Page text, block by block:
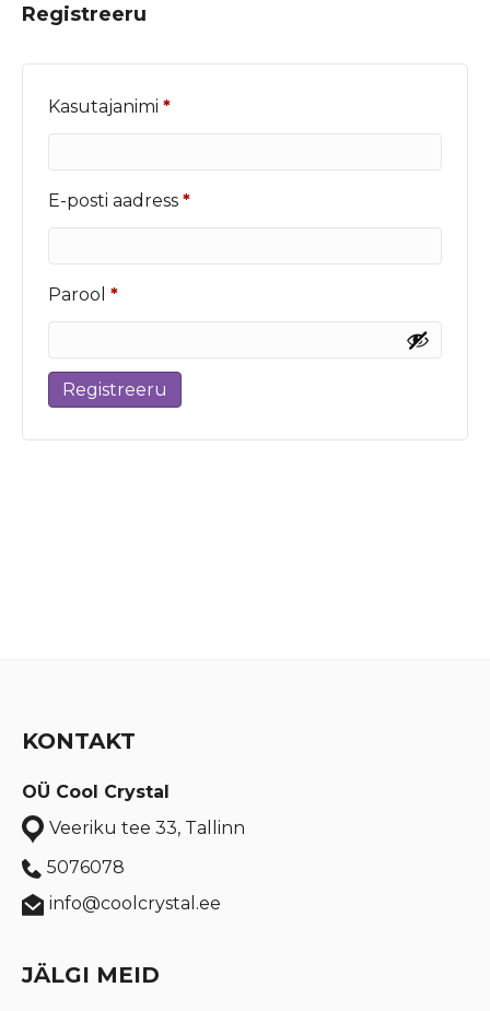
Registreeru
Kasutajanimi *Nõutud
E-posti aadress *Nõutud
Parool *Nõutud
Registreeru
KONTAKT
OÜ Cool Crystal
Veeriku tee 33, Tallinn
5076078
info@coolcrystal.ee
JÄLGI MEID